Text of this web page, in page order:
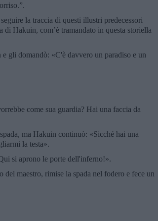
la traccia di questi illustri predecessori
Hakuin, com’è tramandato in questa storiella
gli domandò: «C'è davvero un paradiso e un
come sua guardia? Hai una faccia da
ma Hakuin continuò: «Sicché hai una
la testa».
si aprono le porte dell'inferno!».
maestro, rimise la spada nel fodero e fece un